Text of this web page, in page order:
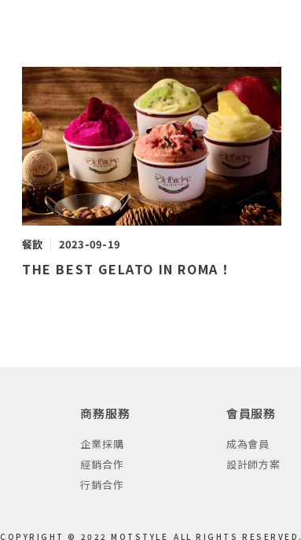
餐飲 2023-09-19
THE BEST GELATO IN ROMA！
商務服務
企業採購
經銷合作
行銷合作
會員服務
成為會員
設計師方案
COPYRIGHT © 2022 MOTSTYLE ALL RIGHTS RESERVED.